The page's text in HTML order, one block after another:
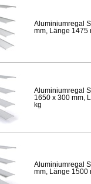
Aluminiumregal
mm, Länge 1475
Aluminiumregal
1650 x 300 mm,
kg
Aluminiumregal
mm, Länge 1500